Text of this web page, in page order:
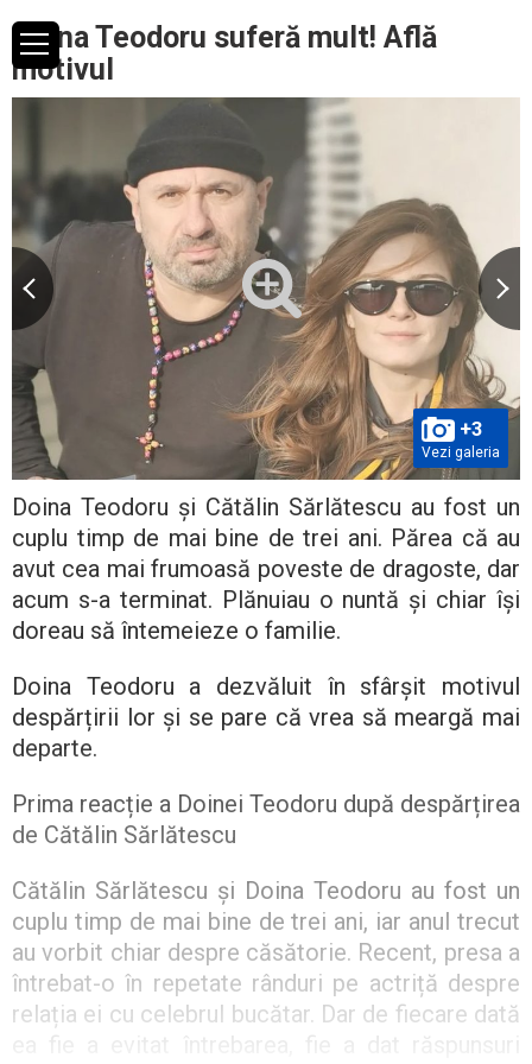
Doina Teodoru suferă mult! Află
motivul
+3
Vezi galeria
Doina Teodoru și Cătălin Sărlătescu au fost un
cuplu timp de mai bine de trei ani. Părea că au
avut cea mai frumoasă poveste de dragoste, dar
acum s-a terminat. Plănuiau o nuntă și chiar își
doreau să întemeieze o familie.
Doina Teodoru a dezvăluit în sfârșit motivul
despărțirii lor și se pare că vrea să meargă mai
departe.
Prima reacție a Doinei Teodoru după despărțirea
de Cătălin Sărlătescu
Cătălin Sărlătescu și Doina Teodoru au fost un
cuplu timp de mai bine de trei ani, iar anul trecut
au vorbit chiar despre căsătorie. Recent, presa a
întrebat-o în repetate rânduri pe actriță despre
relația ei cu celebrul bucătar. Dar de fiecare dată